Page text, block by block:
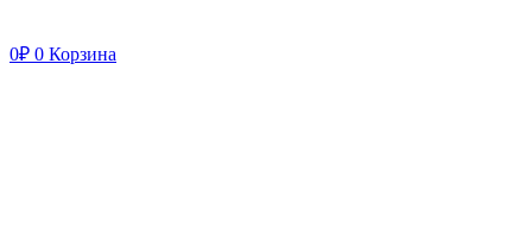
0₽ 0 Корзина